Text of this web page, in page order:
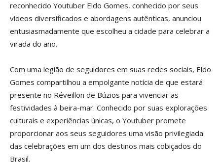
reconhecido Youtuber Eldo Gomes, conhecido por seus
vídeos diversificados e abordagens autênticas, anunciou
entusiasmadamente que escolheu a cidade para celebrar a
virada do ano.
Com uma legião de seguidores em suas redes sociais, Eldo
Gomes compartilhou a empolgante notícia de que estará
presente no Réveillon de Búzios para vivenciar as
festividades à beira-mar. Conhecido por suas explorações
culturais e experiências únicas, o Youtuber promete
proporcionar aos seus seguidores uma visão privilegiada
das celebrações em um dos destinos mais cobiçados do
Brasil.